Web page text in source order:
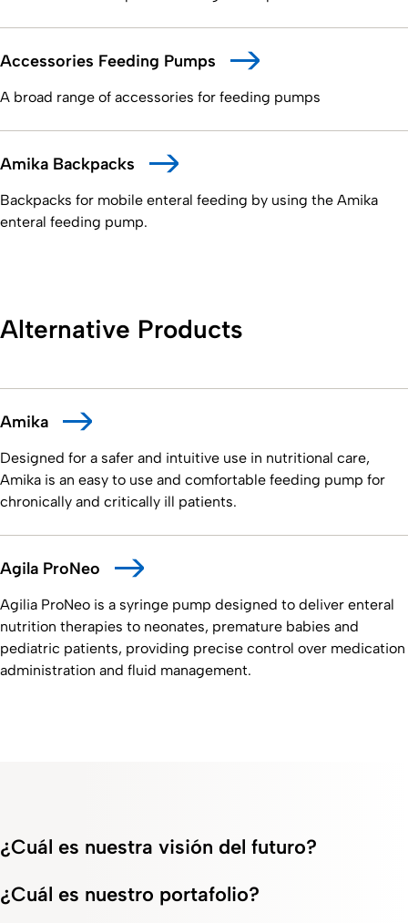
A broad range of accessories for feeding pumps
Accessories Feeding Pumps
Backpacks for mobile enteral feeding by using the Amika
enteral feeding pump.
Amika Backpacks
Alternative Products
Designed for a safer and intuitive use in nutritional care,
Amika is an easy to use and comfortable feeding pump for
chronically and critically ill patients.
Amika
Agilia ProNeo is a syringe pump designed to deliver enteral
nutrition therapies to neonates, premature babies and
pediatric patients, providing precise control over medication
administration and fluid management.
Agila ProNeo
¿Cuál es nuestra visión del futuro?
¿Cuál es nuestro portafolio?